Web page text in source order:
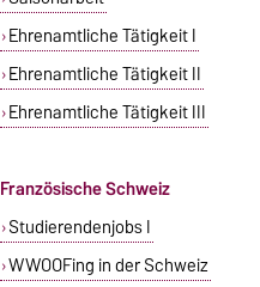
Ehrenamtliche Tätigkeit I
Ehrenamtliche Tätigkeit II
Ehrenamtliche Tätigkeit III
Französische Schweiz
Studierendenjobs I
WWOOFing in der Schweiz